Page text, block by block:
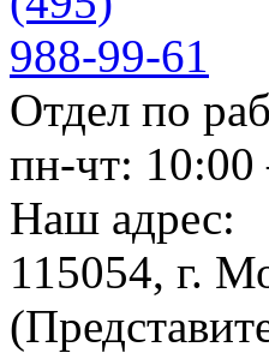
988-99-61
Отдел по
пн-чт:
Наш адрес:
115054, г.